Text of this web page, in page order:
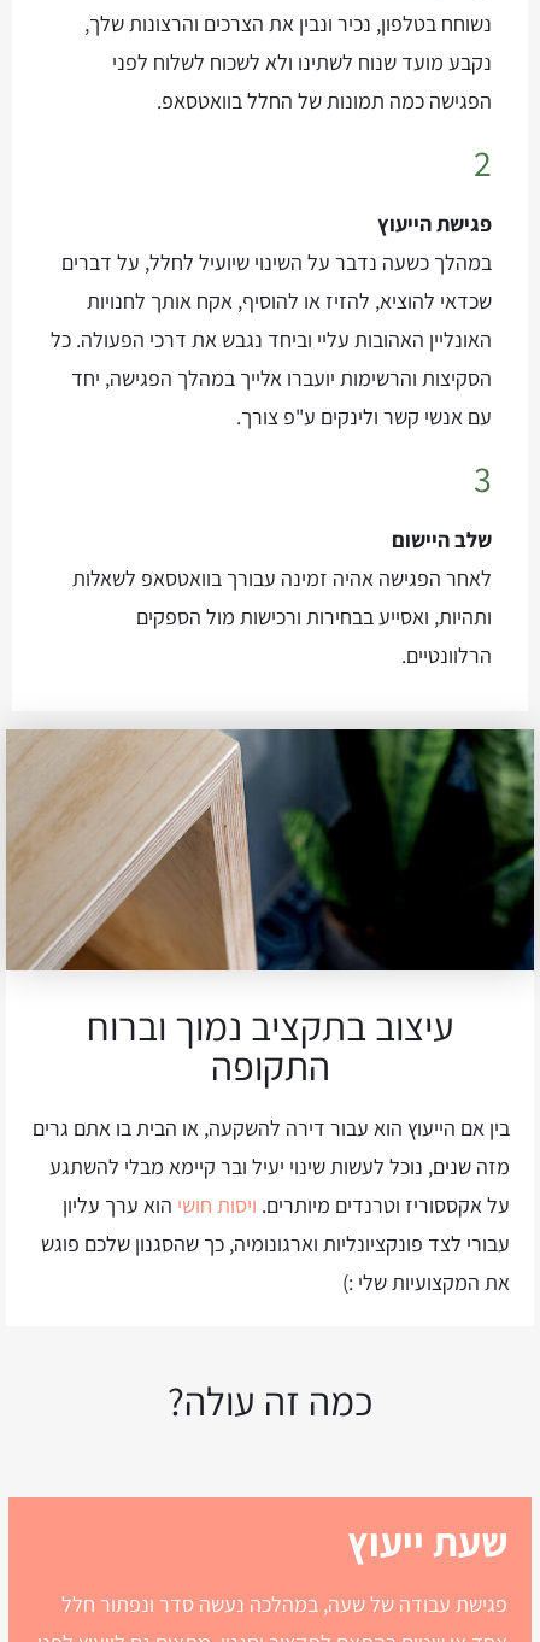
נשוחח בטלפון, נכיר ונבין את הצרכים והרצונות שלך,
נקבע מועד שנוח לשתינו ולא לשכוח לשלוח לפני
הפגישה כמה תמונות של החלל בוואטסאפ.
2
פגישת הייעוץ
במהלך כשעה נדבר על השינוי שיועיל לחלל, על דברים
שכדאי להוציא, להזיז או להוסיף, אקח אותך לחנויות
האונליין האהובות עליי וביחד נגבש את דרכי הפעולה. כל
הסקיצות והרשימות יועברו אלייך במהלך הפגישה, יחד
עם אנשי קשר ולינקים ע"פ צורך.​
3
שלב היישום
לאחר הפגישה אהיה זמינה עבורך בוואטסאפ לשאלות
ותהיות, ואסייע בבחירות ורכישות מול הספקים
הרלוונטיים.
עיצוב בתקציב נמוך וברוח
התקופה
בין אם הייעוץ הוא עבור דירה להשקעה, או הבית בו אתם גרים
מזה שנים, נוכל לעשות שינוי יעיל ובר קיימא מבלי להשתגע
על אקססוריז וטרנדים מיותרים. ויסות חושי הוא ערך עליון
עבורי לצד פונקציונליות וארגונומיה, כך שהסגנון שלכם פוגש
את המקצועיות שלי :)
כמה זה עולה?
שעת ייעוץ
פגישת עבודה של שעה, במהלכה נעשה סדר ונפתור חלל